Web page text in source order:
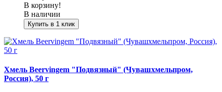
В корзину!
В наличии
Купить в 1 клик
Хмель Beervingem "Подвязный" (Чувашхмельпром,
Россия), 50 г